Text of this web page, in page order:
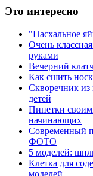
Это интересно
"Пасхальное
Очень
руками
Вечерний
Как сшить
Скворечник из
детей
Пинетки
начинающих
Современный
ФОТО
5 моделей:
Клетка для